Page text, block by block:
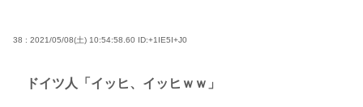
38 : 2021/05/08(土) 10:54:58.60 ID:+1IE5I+J0
ドイツ人「イッヒ、イッヒｗｗ」